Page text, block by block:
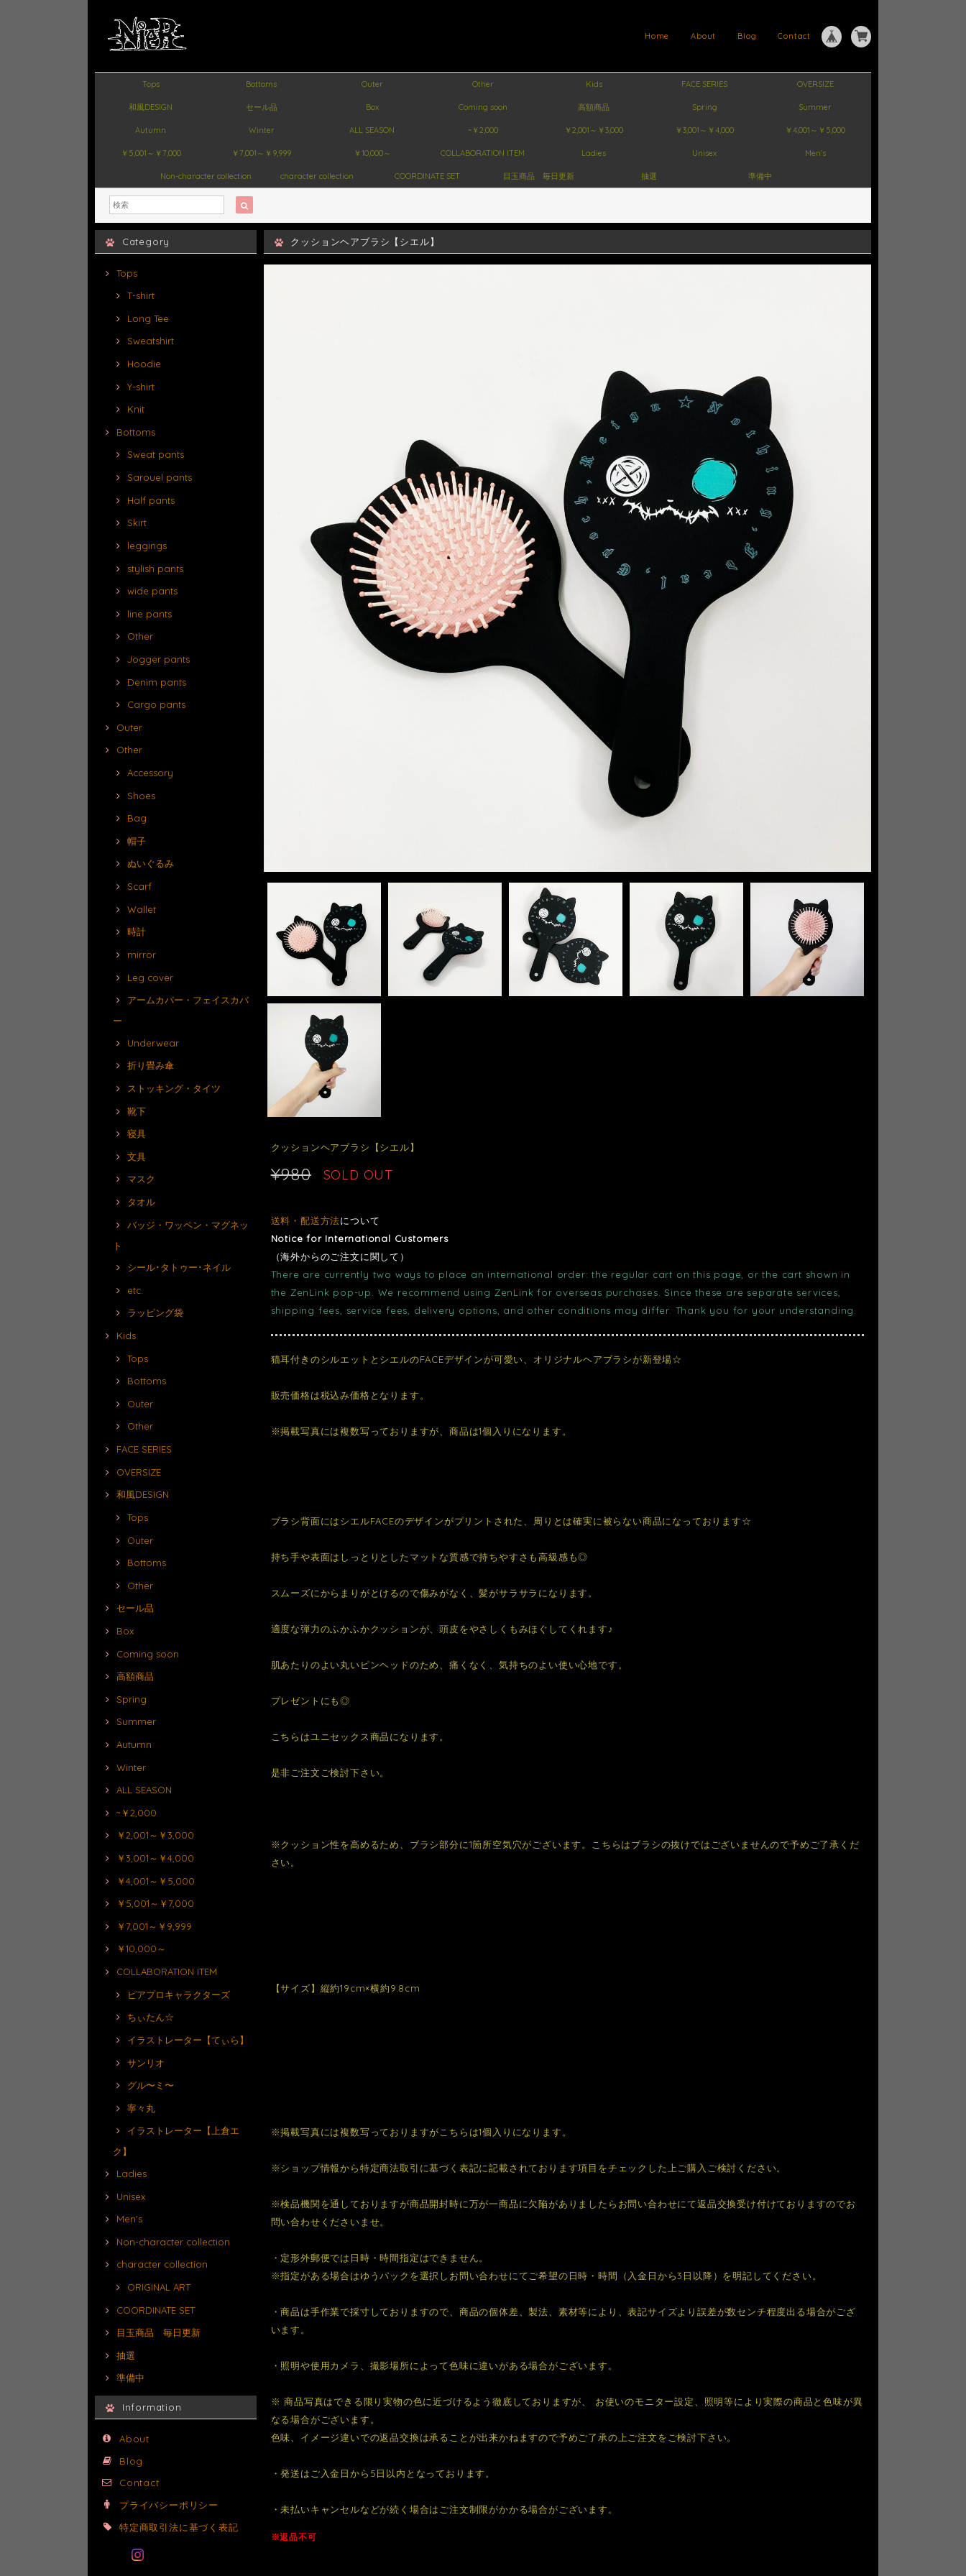
Contact
Blog
About
Home
Tops Bottoms Outer Other Kids FACE SERIES OVERSIZE
和風DESIGN セール品 Box Coming soon 高額商品 Spring Summer
Autumn Winter ALL SEASON ~￥2,000 ￥2,001～￥3,000 ￥3,001～￥4,000 ￥4,001～￥5,000
￥5,001～￥7,000 ￥7,001～￥9,999 ￥10,000～ COLLABORATION ITEM Ladies Unisex Men's
Non-character collection character collection COORDINATE SET 目玉商品 毎日更新 抽選 準備中
Category
Tops
T-shirt
Long Tee
Sweatshirt
Hoodie
Y-shirt
Knit
Bottoms
Sweat pants
Sarouel pants
Half pants
Skirt
leggings
stylish pants
wide pants
line pants
Other
Jogger pants
Denim pants
Cargo pants
Outer
Other
Accessory
Shoes
Bag
帽子
ぬいぐるみ
Scarf
Wallet
時計
mirror
Leg cover
アームカバー・フェイスカバ
ー
Underwear
折り畳み傘
ストッキング・タイツ
靴下
寝具
文具
マスク
タオル
バッジ・ワッペン・マグネッ
ト
シール･タトゥー･ネイル
etc.
ラッピング袋
Kids
Tops
Bottoms
Outer
Other
FACE SERIES
OVERSIZE
和風DESIGN
Tops
Outer
Bottoms
Other
セール品
Box
Coming soon
高額商品
Spring
Summer
Autumn
Winter
ALL SEASON
~￥2,000
￥2,001～￥3,000
￥3,001～￥4,000
￥4,001～￥5,000
￥5,001～￥7,000
￥7,001～￥9,999
￥10,000～
COLLABORATION ITEM
ピアプロキャラクターズ
ちぃたん☆
イラストレーター【てぃら】
サンリオ
グル〜ミ〜
寧々丸
イラストレーター【上倉エ
ク】
Ladies
Unisex
Men's
Non-character collection
character collection
ORIGINAL ART
COORDINATE SET
目玉商品 毎日更新
抽選
準備中
Information
About
Blog
Contact
プライバシーポリシー
特定商取引法に基づく表記
クッションヘアブラシ【シエル】
クッションヘアブラシ【シエル】
¥980 SOLD OUT
送料・配送方法について
Notice for International Customers
（海外からのご注文に関して）
There are currently two ways to place an international order: the regular cart on this page, or the cart shown in
the ZenLink pop-up. We recommend using ZenLink for overseas purchases. Since these are separate services,
shipping fees, service fees, delivery options, and other conditions may differ. Thank you for your understanding.
猫耳付きのシルエットとシエルのFACEデザインが可愛い、オリジナルヘアブラシが新登場☆
販売価格は税込み価格となります。
※掲載写真には複数写っておりますが、商品は1個入りになります。
ブラシ背面にはシエルFACEのデザインがプリントされた、周りとは確実に被らない商品になっております☆
持ち手や表面はしっとりとしたマットな質感で持ちやすさも高級感も◎
スムーズにからまりがとけるので傷みがなく、髪がサラサラになります。
適度な弾力のふかふかクッションが、頭皮をやさしくもみほぐしてくれます♪
肌あたりのよい丸いピンヘッドのため、痛くなく、気持ちのよい使い心地です。
プレゼントにも◎
こちらはユニセックス商品になります。
是非ご注文ご検討下さい。
※クッション性を高めるため、ブラシ部分に1箇所空気穴がございます。こちらはブラシの抜けではございませんので予めご了承くだ
さい。
【サイズ】縦約19cm×横約9.8cm
※掲載写真には複数写っておりますがこちらは1個入りになります。
※ショップ情報から特定商法取引に基づく表記に記載されております項目をチェックした上ご購入ご検討ください。
※検品機関を通しておりますが商品開封時に万が一商品に欠陥がありましたらお問い合わせにて返品交換受け付けておりますのでお
問い合わせくださいませ。
・定形外郵便では日時・時間指定はできません。
※指定がある場合はゆうパックを選択しお問い合わせにてご希望の日時・時間（入金日から3日以降）を明記してください。
・商品は手作業で採寸しておりますので、商品の個体差、製法、素材等により、表記サイズより誤差が数センチ程度出る場合がござ
います。
・照明や使用カメラ、撮影場所によって色味に違いがある場合がございます。
※ 商品写真はできる限り実物の色に近づけるよう徹底しておりますが、 お使いのモニター設定、照明等により実際の商品と色味が異
なる場合がございます。
色味、イメージ違いでの返品交換は承ることが出来かねますので予めご了承の上ご注文をご検討下さい。
・発送はご入金日から5日以内となっております。
・未払いキャンセルなどが続く場合はご注文制限がかかる場合がございます。
※返品不可